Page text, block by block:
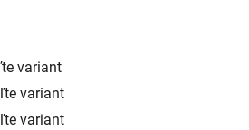
variant
variant
variant